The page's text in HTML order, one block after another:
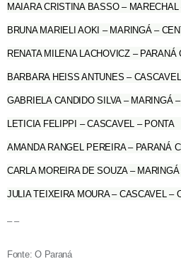
MAIARA CRISTINA BASSO – MARECHAL
BRUNA MARIELI AOKI – MARINGÁ –
RENATA MILENA LACHOVICZ – PARANÁ
BARBARA HEISS ANTUNES –
GABRIELA CANDIDO SILVA – MARINGÁ
LETICIA FELIPPI – CASCAVEL – PONTA
AMANDA RANGEL PEREIRA – PARANÁ
CARLA MOREIRA DE SOUZA –
JULIA TEIXEIRA MOURA – CASCAVEL –
– –
Fonte: O Paraná